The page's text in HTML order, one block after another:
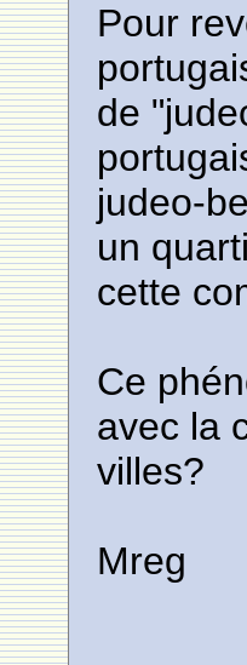
Pour
de
judeo-
un
cette
Ce
avec la
villes?
Mreg